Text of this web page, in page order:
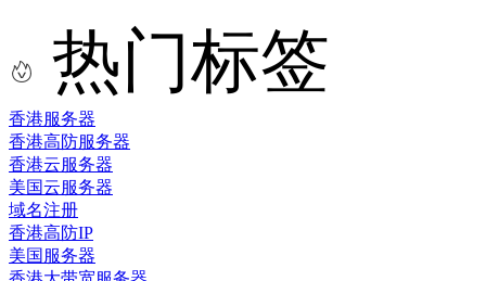
热门标签
香港服务器
香港高防服务器
香港云服务器
美国云服务器
域名注册
香港高防IP
美国服务器